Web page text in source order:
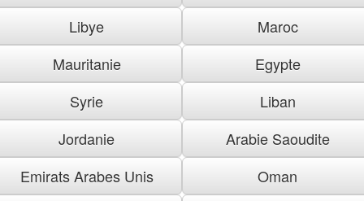
Libye
Maroc
Mauritanie
Egypte
Syrie
Liban
Jordanie
Arabie Saoudite
Emirats Arabes Unis
Oman